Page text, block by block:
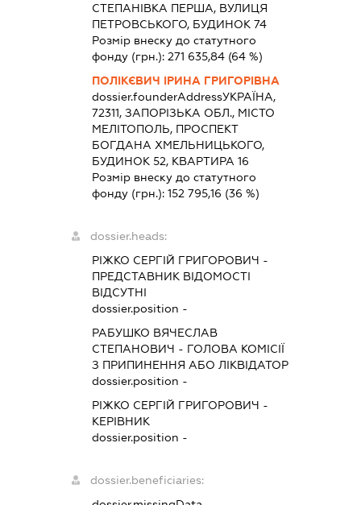
СТЕПАНІВКА ПЕРША, ВУЛИЦЯ
ПЕТРОВСЬКОГО, БУДИНОК 74
Розмір внеску до статутного
фонду (грн.): 271 635,84(64 %)
ПОЛІКЄВИЧ ІРИНА ГРИГОРІВНА
dossier.founderAddressУКРАЇНА,
72311, ЗАПОРІЗЬКА ОБЛ., МІСТО
МЕЛІТОПОЛЬ, ПРОСПЕКТ
БОГДАНА ХМЕЛЬНИЦЬКОГО,
БУДИНОК 52, КВАРТИРА 16
Розмір внеску до статутного
фонду (грн.): 152 795,16 (36 %)
dossier.heads:
РІЖКО СЕРГІЙ ГРИГОРОВИЧ -
ПРЕДСТАВНИКВІДОМОСТІ
ВІДСУТНІ
dossier.position -
РАБУШКО ВЯЧЕСЛАВ
СТЕПАНОВИЧ - ГОЛОВА КОМІСІЇ
З ПРИПИНЕННЯ АБО ЛІКВІДАТОР
dossier.position -
РІЖКО СЕРГІЙ ГРИГОРОВИЧ -
КЕРІВНИК
dossier.position -
dossier.beneficiaries: